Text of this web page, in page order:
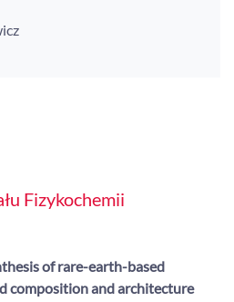
Fizykochemii
of rare-earth-based
composition and architecture